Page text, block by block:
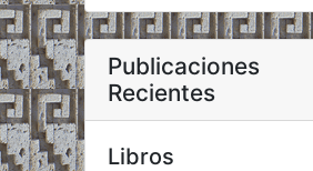
Publicaciones
Recientes
Libros